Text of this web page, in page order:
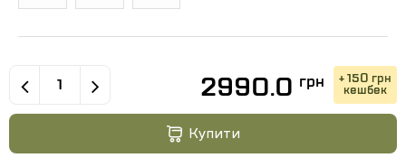
2990.0 грн + 150 грн
кешбек
Купити